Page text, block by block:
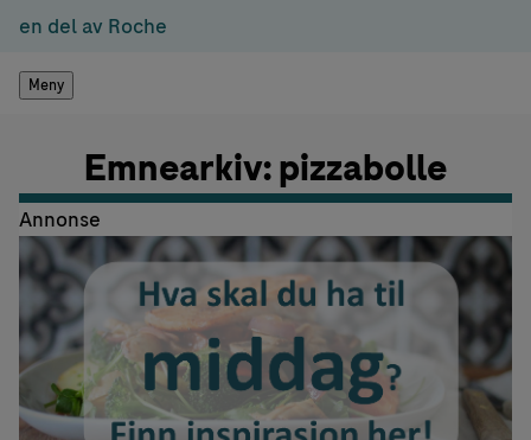
en del av Roche
Meny
Emnearkiv: pizzabolle
Annonse